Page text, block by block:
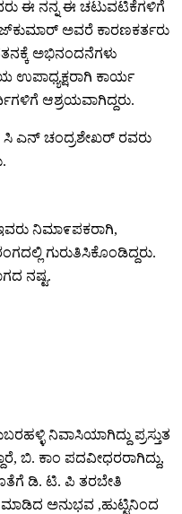
ಈ ನನ್ನ ಈ ಚಟುವಟಿಕೆಗಳಿಗೆ
ಅವರೆ ಕಾರಣಕರ್ತರು
ಅಭಿನಂದನೆಗಳು
ಉಪಾಧ್ಯಕ್ಷರಾಗಿ ಕಾರ್ಯ
ಆಶ್ರಯವಾಗಿದ್ದರು.
ಎನ್ ಚಂದ್ರಶೇಖರ್ ರವರು
ನಿಮಾ೯ಪಕರಾಗಿ,
ಗುರುತಿಸಿಕೊಂಡಿದ್ದರು.
ನಷ್ಟ.
ನಿವಾಸಿಯಾಗಿದ್ದು ಪ್ರಸ್ತುತ
ಬಿ. ಕಾಂ ಪದವೀಧರರಾಗಿದ್ದು,
ಡಿ. ಟಿ. ಪಿ ತರಬೇತಿ
ಮಾಡಿದ ಅನುಭವ ,ಹುಟ್ಟಿನಿಂದ